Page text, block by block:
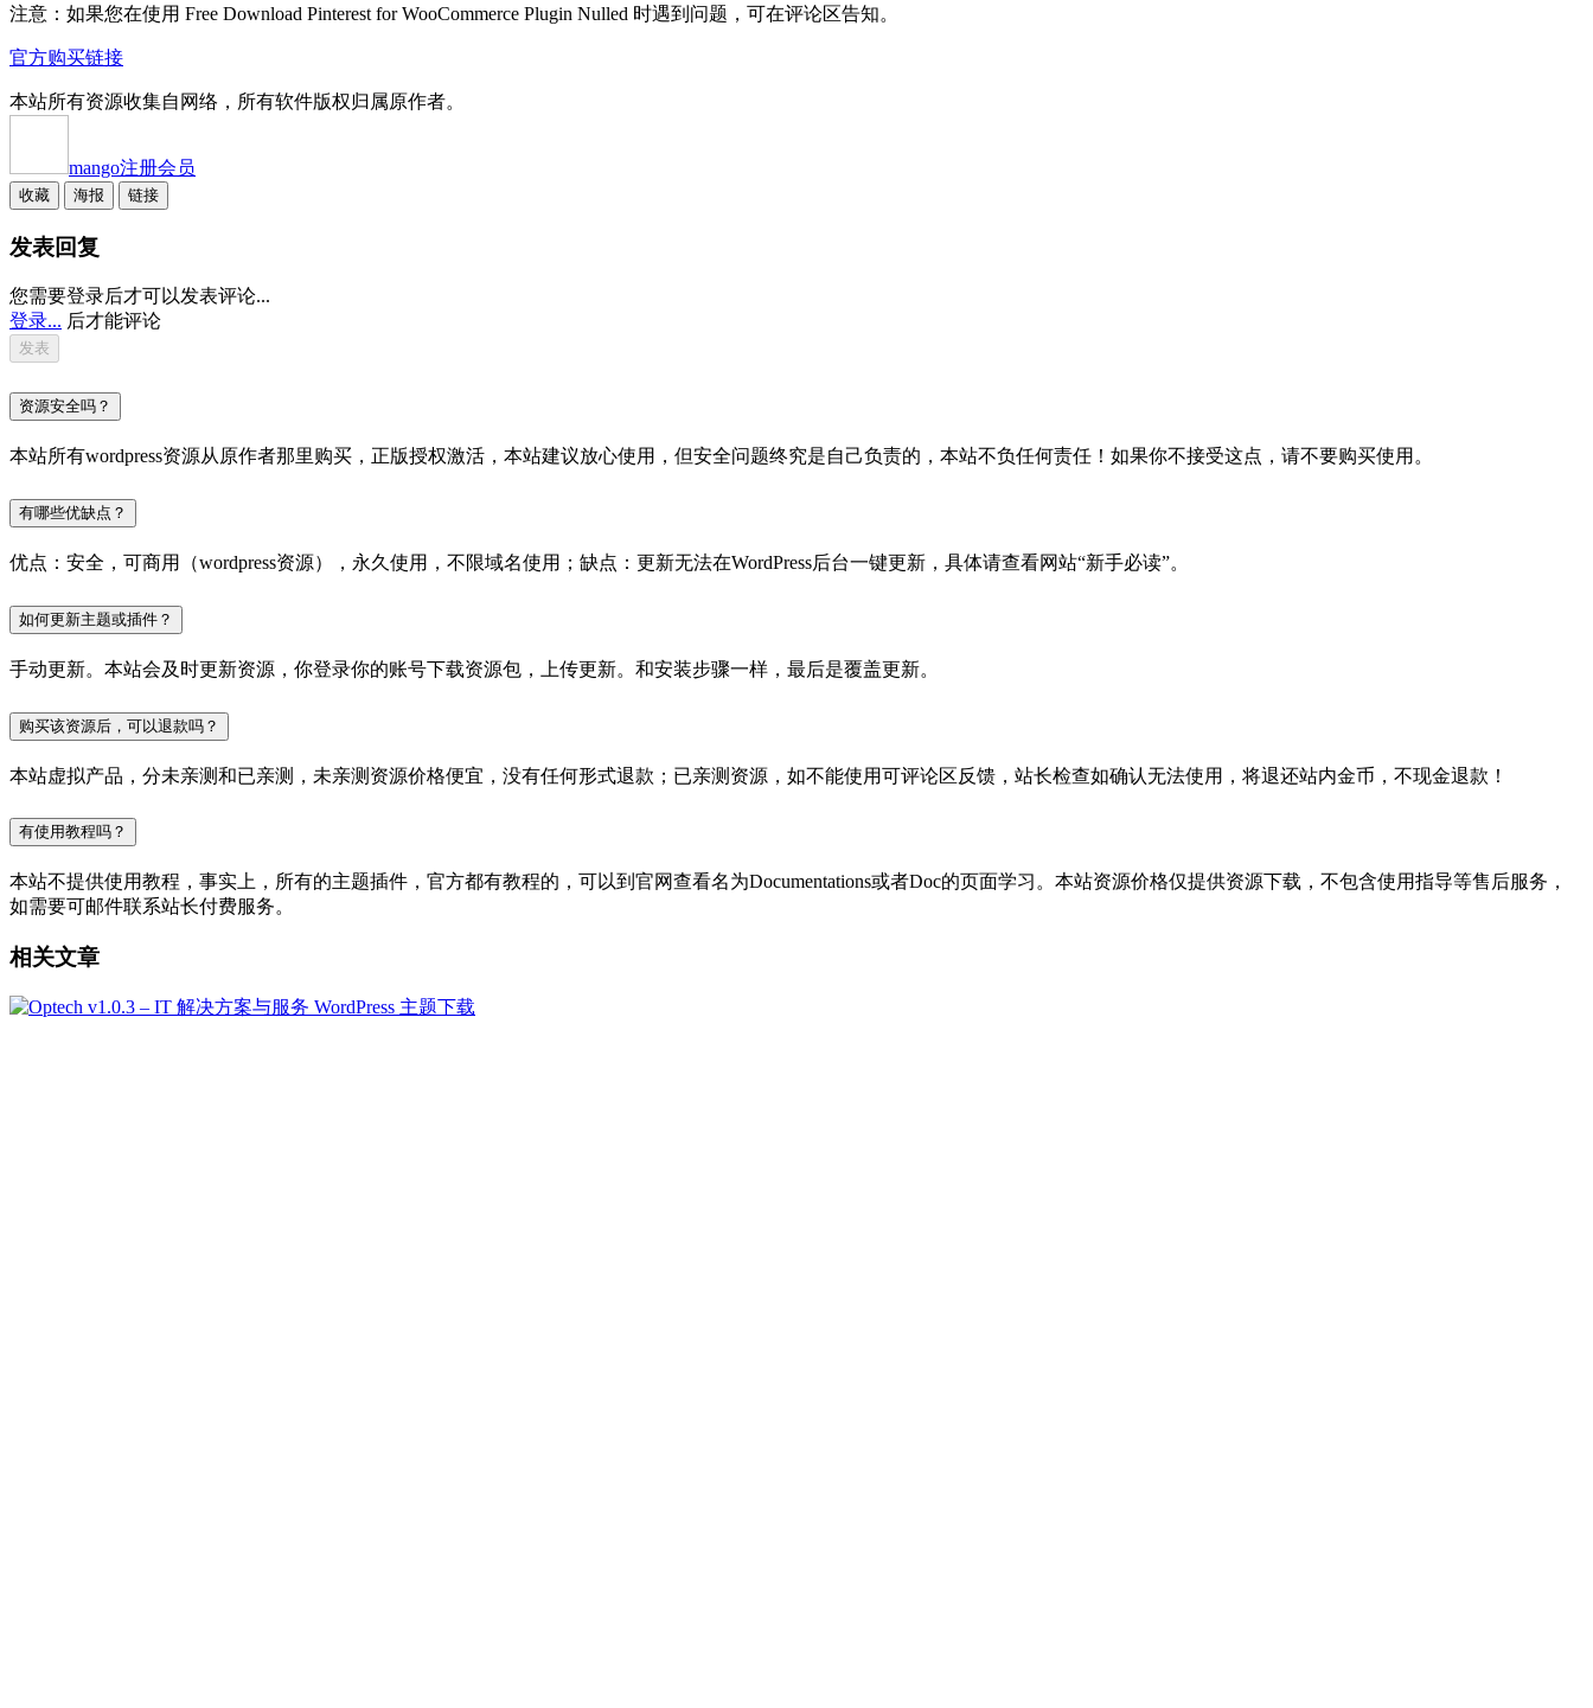
注意：如果您在使用 Free Download Pinterest for WooCommerce Plugin Nulled 时遇到问题，可在评论区告知。
官方购买链接
本站所有资源收集自网络，所有软件版权归属原作者。
mango注册会员
收藏 海报 链接
发表回复
您需要登录后才可以发表评论...
登录... 后才能评论
资源安全吗？
本站所有wordpress资源从原作者那里购买，正版授权激活，本站建议放心使用，但安全问题终究是自己负责的，本站不负任何责任！如果你不接受这点，请不要购买使用。
有哪些优缺点？
优点：安全，可商用（wordpress资源），永久使用，不限域名使用；缺点：更新无法在WordPress后台一键更新，具体请查看网站“新手必读”。
如何更新主题或插件？
手动更新。本站会及时更新资源，你登录你的账号下载资源包，上传更新。和安装步骤一样，最后是覆盖更新。
购买该资源后，可以退款吗？
本站虚拟产品，分未亲测和已亲测，未亲测资源价格便宜，没有任何形式退款；已亲测资源，如不能使用可评论区反馈，站长检查如确认无法使用，将退还站内金币，不现金退款！
有使用教程吗？
本站不提供使用教程，事实上，所有的主题插件，官方都有教程的，可以到官网查看名为Documentations或者Doc的页面学习。本站资源价格仅提供资源下载，不包含使用指导等售后服务，
如需要可邮件联系站长付费服务。
相关文章